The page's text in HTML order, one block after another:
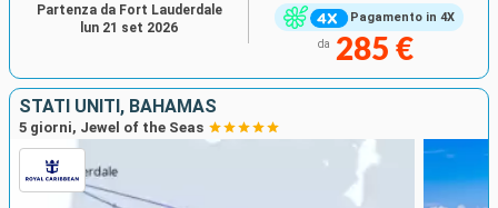
Pagamento in 4X
da 285 €
Partenza da Fort Lauderdale
lun 21 set 2026
STATI UNITI, BAHAMAS
5 giorni, Jewel of the Seas